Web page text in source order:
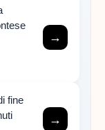
→
fine
→